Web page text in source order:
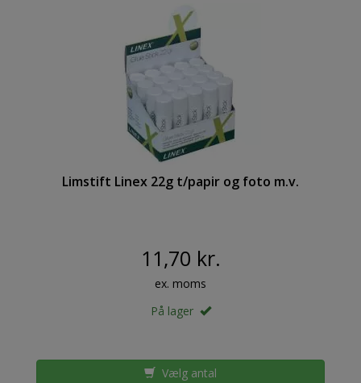
Limstift Linex 22g t/papir og foto m.v.
11,70 kr.
ex. moms
På lager
Vælg antal